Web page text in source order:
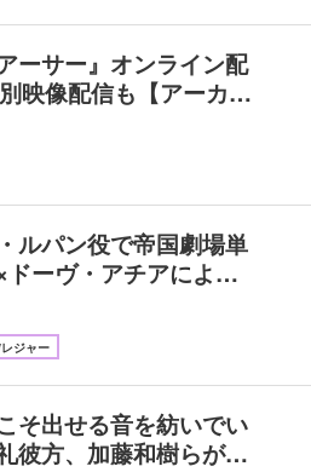
ーサー』オンライン配
映像配信も【アーカ…
ルパン役で帝国劇場単
ーヴ・アチアによ…
ジャー
そ出せる音を紡いでい
彼方、加藤和樹らが…